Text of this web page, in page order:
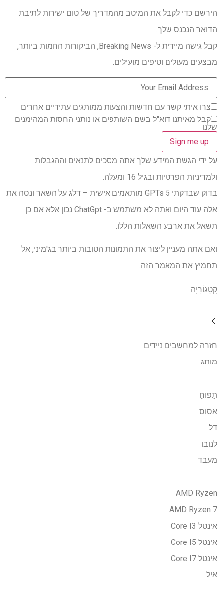
הירשם כדי לקבל את המיטב מהמדריך של טום ישירות לתיבת
הדואר הנכנס שלך.
קבל גישה מיידית ל- Breaking News, הביקורות החמות ביותר,
מבצעים מעולים וטיפים מועילים.
צרו איתי קשר עם חדשות והצעות ממותגים עתידיים אחרים
קבל מאיתנו דוא"ל בשם השותפים או נותני החסות המהימנים
שלנו
על ידי הגשת המידע שלך אתה מסכים לתנאים וההגבלות
ולמדיניות הפרטיות ובגיל 16 ומעלה.
בדוק שבדקתי 5 GPTs מותאמים אישית – דלג על השאר ונסה את
אלה עוד היום ואתה לא משתמש ב- ChatGpt נכון אלא אם כן
תשאל את ארבע השאלות הללו.
ואם אתה מעניין ליצור את התמונות הטובות ביותר בג'מיני, אל
תחמיץ את המאמר הזה.
קָטֵגוֹרִיָה
חזרה למחשבים ניידים
מותג
תַפּוּחַ
אסוס
דל
לנובו
מעבד
AMD Ryzen
AMD Ryzen 7
אינטל Core I3
אינטל Core I5
אינטל Core I7
אַיִל